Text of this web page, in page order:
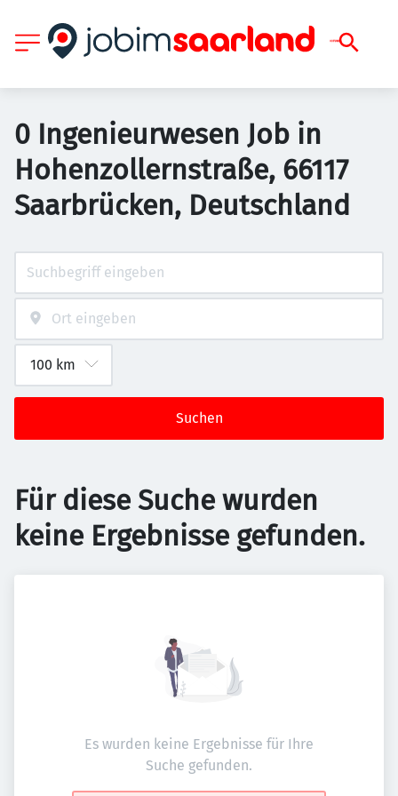
0 Ingenieurwesen Job in
Hohenzollernstraße, 66117
Saarbrücken, Deutschland
Suchen
Für diese Suche wurden
keine Ergebnisse gefunden.
Es wurden keine Ergebnisse für Ihre
Suche gefunden.